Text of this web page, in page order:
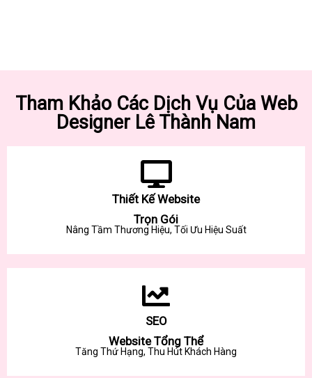
Tham Khảo Các Dịch Vụ Của Web
Designer Lê Thành Nam
Thiết Kế Website
Trọn Gói
Nâng Tầm Thương Hiệu, Tối Ưu Hiệu Suất
SEO
Website Tổng Thể
Tăng Thứ Hạng, Thu Hút Khách Hàng